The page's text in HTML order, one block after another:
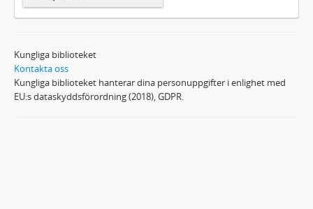
Kungliga biblioteket
Kontakta oss
Kungliga biblioteket hanterar dina personuppgifter i enlighet med
EU:s dataskyddsförordning (2018), GDPR.